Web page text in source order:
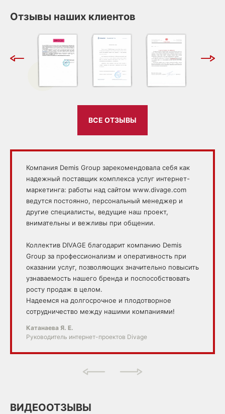
Отзывы наших клиентов
ВСЕ ОТЗЫВЫ
Компания Demis Group зарекомендовала себя как
надежный поставщик комплекса услуг интернет-
маркетинга: работы над сайтом www.divage.com
ведутся постоянно, персональный менеджер и
другие специалисты, ведущие наш проект,
внимательны и вежливы при общении.
Коллектив DIVAGE благодарит компанию Demis
Group за профессионализм и оперативность при
оказании услуг, позволяющих значительно повысить
узнаваемость нашего бренда и поспособствовать
росту продаж в целом.
Надеемся на долгосрочное и плодотворное
сотрудничество между нашими компаниями!
Катанаева Я. Е.
Руководитель интернет-проектов Divage
ВИДЕООТЗЫВЫ